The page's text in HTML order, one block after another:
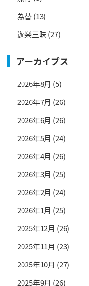
為替(13)
遊楽三昧(27)
アーカイブス
2026年8月 (5)
2026年7月 (26)
2026年6月 (26)
2026年5月 (24)
2026年4月 (26)
2026年3月 (25)
2026年2月 (24)
2026年1月 (25)
2025年12月 (26)
2025年11月 (23)
2025年10月 (27)
2025年9月 (26)